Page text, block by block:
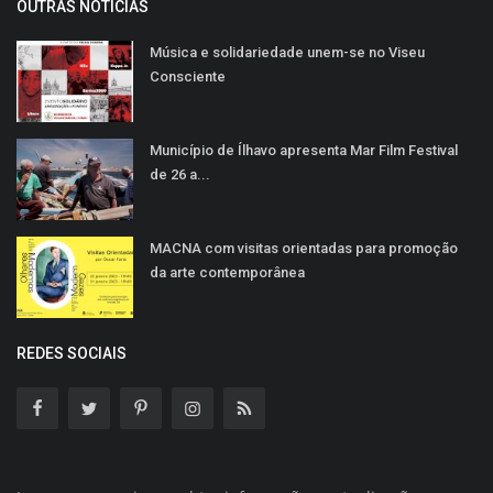
OUTRAS NOTÍCIAS
Música e solidariedade unem-se no Viseu
Consciente
Município de Ílhavo apresenta Mar Film Festival
de 26 a...
MACNA com visitas orientadas para promoção
da arte contemporânea
REDES SOCIAIS